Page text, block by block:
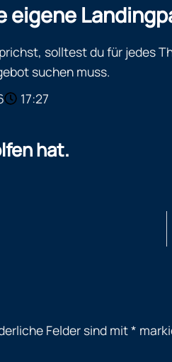
eigene
solltest du für jedes
suchen muss.
17:27
hat.
Felder sind mit*